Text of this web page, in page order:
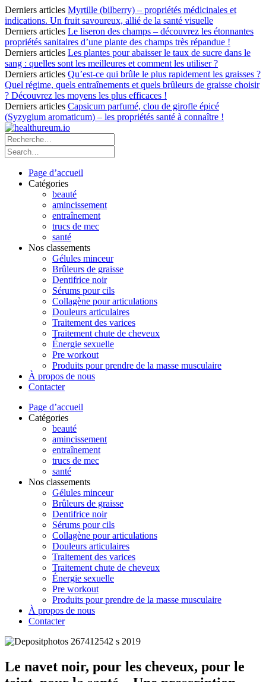
Derniers articles Myrtille (bilberry) – propriétés médicinales et
indications. Un fruit savoureux, allié de la santé visuelle
Derniers articles Le liseron des champs – découvrez les étonnantes
propriétés sanitaires d’une plante des champs très répandue !
Derniers articles Les plantes pour abaisser le taux de sucre dans le
sang : quelles sont les meilleures et comment les utiliser ?
Derniers articles Qu’est-ce qui brûle le plus rapidement les graisses ?
Quel régime, quels entraînements et quels brûleurs de graisse choisir
? Découvrez les moyens les plus efficaces !
Derniers articles Capsicum parfumé, clou de girofle épicé
(Syzygium aromaticum) – les propriétés santé à connaître !
Page d’accueil
Catégories
beauté
amincissement
entraînement
trucs de mec
santé
Nos classements
Gélules minceur
Brûleurs de graisse
Dentifrice noir
Sérums pour cils
Collagène pour articulations
Douleurs articulaires
Traitement des varices
Traitement chute de cheveux
Énergie sexuelle
Pre workout
Produits pour prendre de la masse musculaire
À propos de nous
Contacter
Page d’accueil
Catégories
beauté
amincissement
entraînement
trucs de mec
santé
Nos classements
Gélules minceur
Brûleurs de graisse
Dentifrice noir
Sérums pour cils
Collagène pour articulations
Douleurs articulaires
Traitement des varices
Traitement chute de cheveux
Énergie sexuelle
Pre workout
Produits pour prendre de la masse musculaire
À propos de nous
Contacter
Le navet noir, pour les cheveux, pour le